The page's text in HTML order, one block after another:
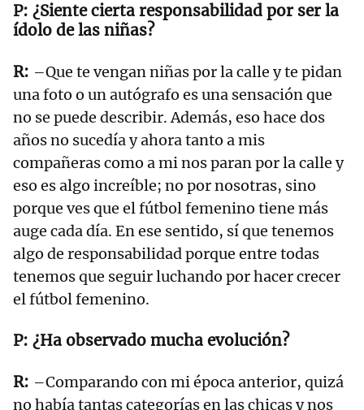
¿Siente cierta responsabilidad por ser la
ídolo de las niñas?
–Que te vengan niñas por la calle y te pidan
una foto o un autógrafo es una sensación que
no se puede describir. Además, eso hace dos
años no sucedía y ahora tanto a mis
compañeras como a mi nos paran por la calle y
eso es algo increíble; no por nosotras, sino
porque ves que el fútbol femenino tiene más
auge cada día. En ese sentido, sí que tenemos
algo de responsabilidad porque entre todas
tenemos que seguir luchando por hacer crecer
el fútbol femenino.
¿Ha observado mucha evolución?
–Comparando con mi época anterior, quizá
no había tantas categorías en las chicas y nos